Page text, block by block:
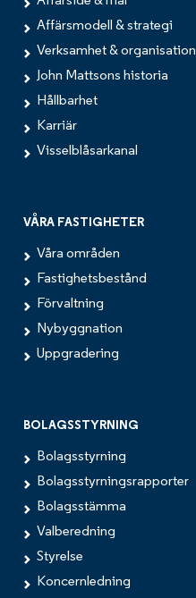
Affärsmodell & strategi
Verksamhet & organisation
John Mattsons historia
Hållbarhet
Karriär
Visselblåsarkanal
VÅRA FASTIGHETER
Våra områden
Fastighetsbestånd
Förvaltning
Nybyggnation
Uppgradering
BOLAGSSTYRNING
Bolagsstyrning
Bolagsstyrningsrapporter
Bolagsstämma
Valberedning
Styrelse
Koncernledning